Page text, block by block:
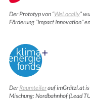
Der Prototyp von “WeLocally”
Förderung “Impact Innovation”
DerRaumteilerauf imGrätzl.at
Mischung: Nordbahnhof (Lead